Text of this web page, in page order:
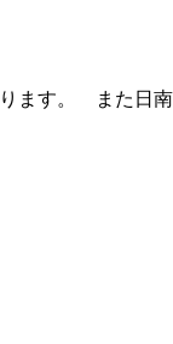
ります。 また日南